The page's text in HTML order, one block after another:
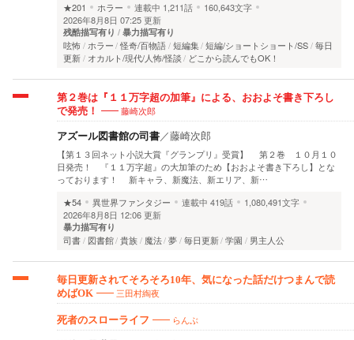
★201
ホラー 連載中 1,211話
160,643文字
2026年8月8日 07:25 更新
残酷描写有り 暴力描写有り
呟怖 ホラー 怪奇/百物語 短編集 短編/ショートショート/SS 毎日
更新
オカルト/現代/人怖/怪談 どこから読んでもOK！
第２巻は『１１万字超の加筆』による、おおよそ書き下ろし
で発売！
藤崎次郎
アズール図書館の司書／藤崎次郎
【第１３回ネット小説大賞『グランプリ』受賞】 第２巻 １０月１０
日発売！ 『１１万字超』の大加筆のため【おおよそ書き下ろし】とな
っております！ 新キャラ、新魔法、新エリア、新…
★54
異世界ファンタジー 連載中 419話
1,080,491文字
2026年8月8日 12:06 更新
暴力描写有り
司書 図書館 貴族 魔法 夢 毎日更新 学園 男主人公
毎日更新されてそろそろ10年、気になった話だけつまんで読
めばOK
三田村綯夜
死者のスローライフ らんぶ